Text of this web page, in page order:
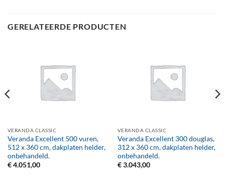
GERELATEERDE PRODUCTEN
VERANDA CLASSIC
Veranda Excellent 500 vuren,
512 x 360 cm, dakplaten helder,
onbehandeld.
€4.051,00
VERANDA CLASSIC
Veranda Excellent 300 douglas,
312 x 360 cm, dakplaten helder,
onbehandeld.
€3.043,00